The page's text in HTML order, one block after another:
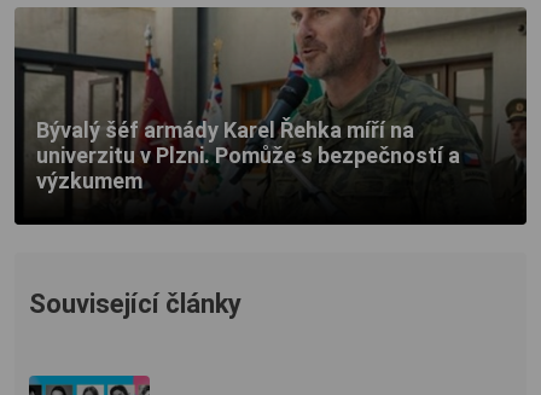
Bývalý šéf armády Karel Řehka míří na
univerzitu v Plzni. Pomůže s bezpečností a
výzkumem
Související články